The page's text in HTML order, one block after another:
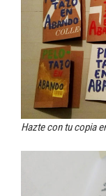
Hazte con tu copia